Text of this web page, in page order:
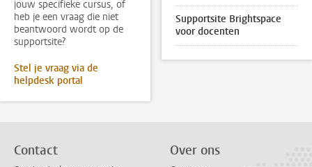
jouw specifieke cursus, of
heb je een vraag die niet
beantwoord wordt op de
supportsite?
Stel je vraag via de
helpdesk portal
Supportsite Brightspace
voor docenten
Contact Over ons